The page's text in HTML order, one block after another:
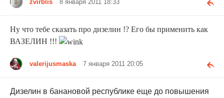
zvirblis 8 января 2011 18:33
Ну что тебе сказать про дизелин !? Его бы применить как
ВАЗЕЛИН !!!
valerijusmaska 7 января 2011 20:05
Дизелин в банановой республике еще до повышения